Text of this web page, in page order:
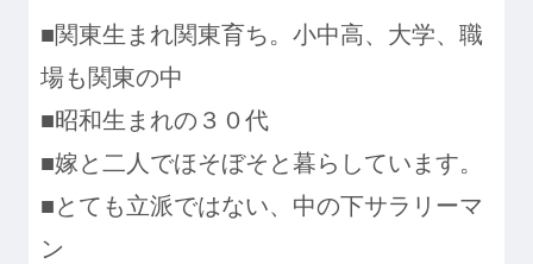
■関東生まれ関東育ち。小中高、大学、職
場も関東の中
■昭和生まれの３０代
■嫁と二人でほそぼそと暮らしています。
■とても立派ではない、中の下サラリーマ
ン